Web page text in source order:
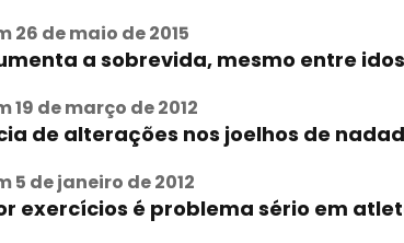
de maio de 2015
a sobrevida, mesmo entre
de março de 2012
de alterações nos joelhos de
de janeiro de 2012
exercícios é problema sério em